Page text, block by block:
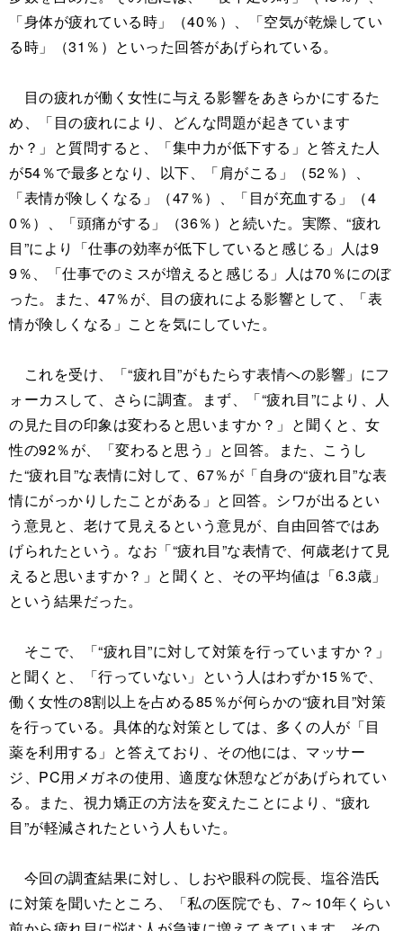
「身体が疲れている時」（40％）、「空気が乾燥してい
る時」（31％）といった回答があげられている。
目の疲れが働く女性に与える影響をあきらかにするた
め、「目の疲れにより、どんな問題が起きています
か？」と質問すると、「集中力が低下する」と答えた人
が54％で最多となり、以下、「肩がこる」（52％）、
「表情が険しくなる」（47％）、「目が充血する」（4
0％）、「頭痛がする」（36％）と続いた。実際、“疲れ
目”により「仕事の効率が低下していると感じる」人は9
9％、「仕事でのミスが増えると感じる」人は70％にのぼ
った。また、47％が、目の疲れによる影響として、「表
情が険しくなる」ことを気にしていた。
これを受け、「“疲れ目”がもたらす表情への影響」にフ
ォーカスして、さらに調査。まず、「“疲れ目”により、人
の見た目の印象は変わると思いますか？」と聞くと、女
性の92％が、「変わると思う」と回答。また、こうし
た“疲れ目”な表情に対して、67％が「自身の“疲れ目”な表
情にがっかりしたことがある」と回答。シワが出るとい
う意見と、老けて見えるという意見が、自由回答ではあ
げられたという。なお「“疲れ目”な表情で、何歳老けて見
えると思いますか？」と聞くと、その平均値は「6.3歳」
という結果だった。
そこで、「“疲れ目”に対して対策を行っていますか？」
と聞くと、「行っていない」という人はわずか15％で、
働く女性の8割以上を占める85％が何らかの“疲れ目”対策
を行っている。具体的な対策としては、多くの人が「目
薬を利用する」と答えており、その他には、マッサー
ジ、PC用メガネの使用、適度な休憩などがあげられてい
る。また、視力矯正の方法を変えたことにより、“疲れ
目”が軽減されたという人もいた。
今回の調査結果に対し、しおや眼科の院長、塩谷浩氏
に対策を聞いたところ、「私の医院でも、7～10年くらい